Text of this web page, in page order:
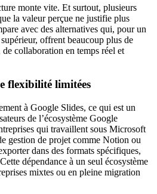
monte vite. Et surtout, plusieurs
la valeur perçue ne justifie plus
avec des alternatives qui, pour un
offrent beaucoup plus de
collaboration en temps réel et
flexibilité limitées
à Google Slides, ce qui est un
de l’écosystème Google
qui travaillent sous Microsoft
gestion de projet comme Notion ou
dans des formats spécifiques,
dépendance à un seul écosystème
mixtes ou en pleine migration